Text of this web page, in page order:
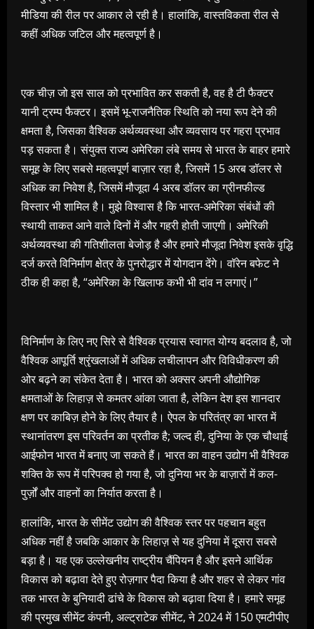
मीडिया की रील पर आकार ले रही है। हालांकि, वास्तविकता रील से
कहीं अधिक जटिल और महत्वपूर्ण है।
एक चीज़ जो इस साल को प्रभावित कर सकती है, वह है टी फैक्टर
यानी ट्रम्प फैक्टर। इसमें भू-राजनैतिक स्थिति को नया रूप देने की
क्षमता है, जिसका वैश्विक अर्थव्यवस्था और व्यवसाय पर गहरा प्रभाव
पड़ सकता है। संयुक्त राज्य अमेरिका लंबे समय से भारत के बाहर हमारे
समूह के लिए सबसे महत्वपूर्ण बाज़ार रहा है, जिसमें 15 अरब डॉलर से
अधिक का निवेश है, जिसमें मौजूदा 4 अरब डॉलर का ग्रीनफील्ड
विस्तार भी शामिल है। मुझे विश्वास है कि भारत-अमेरिका संबंधों की
स्थायी ताकत आने वाले दिनों में और गहरी होती जाएगी। अमेरिकी
अर्थव्यवस्था की गतिशीलता बेजोड़ है और हमारे मौजूदा निवेश इसके वृद्धि
दर्ज करते विनिर्माण क्षेत्र के पुनरोद्धार में योगदान देंगे। वॉरेन बफेट ने
ठीक ही कहा है, “अमेरिका के खिलाफ कभी भी दांव न लगाएं।”
विनिर्माण के लिए नए सिरे से वैश्विक प्रयास स्वागत योग्य बदलाव है, जो
वैश्विक आपूर्ति श्रृंखलाओं में अधिक लचीलापन और विविधीकरण की
ओर बढ़ने का संकेत देता है। भारत को अक्सर अपनी औद्योगिक
क्षमताओं के लिहाज़ से कमतर आंका जाता है, लेकिन देश इस शानदार
क्षण पर काबिज़ होने के लिए तैयार है। ऐपल के परितंत्र का भारत में
स्थानांतरण इस परिवर्तन का प्रतीक है; जल्द ही, दुनिया के एक चौथाई
आईफोन भारत में बनाए जा सकते हैं। भारत का वाहन उद्योग भी वैश्विक
शक्ति के रूप में परिपक्व हो गया है, जो दुनिया भर के बाज़ारों में कल-
पुर्ज़ों और वाहनों का निर्यात करता है।
हालांकि, भारत के सीमेंट उद्योग की वैश्विक स्तर पर पहचान बहुत
अधिक नहीं है जबकि आकार के लिहाज़ से यह दुनिया में दूसरा सबसे
बड़ा है। यह एक उल्लेखनीय राष्ट्रीय चैंपियन है और इसने आर्थिक
विकास को बढ़ावा देते हुए रोज़गार पैदा किया है और शहर से लेकर गांव
तक भारत के बुनियादी ढांचे के विकास को बढ़ावा दिया है। हमारे समूह
की प्रमुख सीमेंट कंपनी, अल्ट्राटेक सीमेंट, ने 2024 में 150 एमटीपीए